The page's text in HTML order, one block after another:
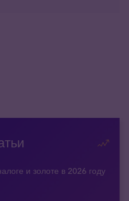
и золоте в 2026 году